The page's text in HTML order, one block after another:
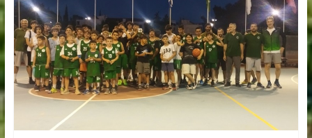
Εξαιρετικές εμφανίσεις στο
πρωτάθλημα Κ16
Ιουνίου 18, 2026
Με εξαιρετικές εμφανίσεις, μετάλλια και σπουδαία ατομικά
ρεκόρ ολοκληρώθηκε η παρουσία των αθλητών και
μας στο Αναπτυξιακό Πρωτάθλημα Κ16